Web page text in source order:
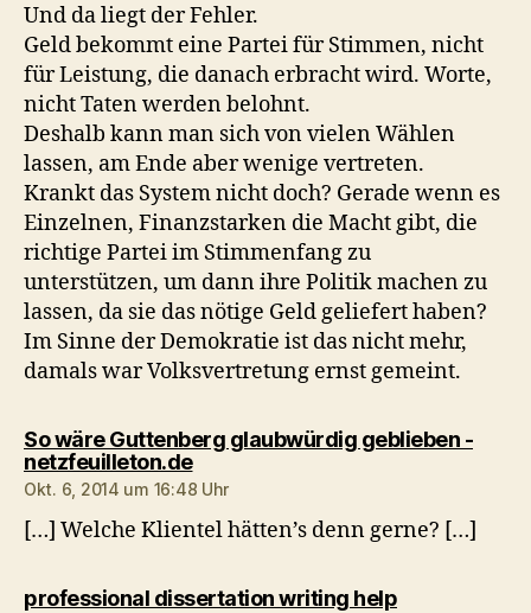
Und da liegt der Fehler.
Geld bekommt eine Partei für Stimmen, nicht
für Leistung, die danach erbracht wird. Worte,
nicht Taten werden belohnt.
Deshalb kann man sich von vielen Wählen
lassen, am Ende aber wenige vertreten.
Krankt das System nicht doch? Gerade wenn es
Einzelnen, Finanzstarken die Macht gibt, die
richtige Partei im Stimmenfang zu
unterstützen, um dann ihre Politik machen zu
lassen, da sie das nötige Geld geliefert haben?
Im Sinne der Demokratie ist das nicht mehr,
damals war Volksvertretung ernst gemeint.
So wäre Guttenberg glaubwürdig geblieben -
netzfeuilleton.desagt:
Okt. 6, 2014 um 16:48 Uhr
[…] Welche Klientel hätten’s denn gerne? […]
professional dissertation writing helpsagt: